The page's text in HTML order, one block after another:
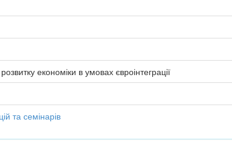
економіки в умовах євроінтеграції
та семінарів